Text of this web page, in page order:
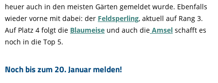
heuer auch in den meisten Gärten gemeldet wurde. Ebenfalls
wieder vorne mit dabei: der Feldsperling, aktuell auf Rang 3.
Auf Platz 4 folgt die Blaumeise und auch die Amsel schafft es
noch in die Top 5.
Noch bis zum 20. Januar melden!